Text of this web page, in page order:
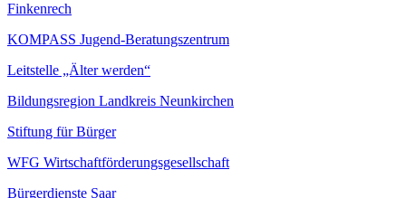
Finkenrech
KOMPASS Jugend-Beratungszentrum
Leitstelle „Älter werden“
Bildungsregion Landkreis Neunkirchen
Stiftung für Bürger
WFG Wirtschaftförderungsgesellschaft
Bürgerdienste Saar